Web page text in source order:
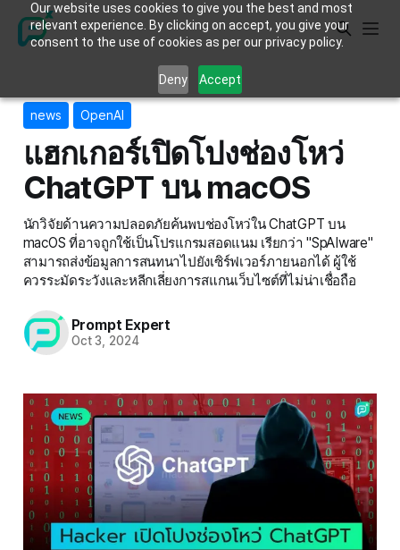
Our website uses cookies to give you the best and most
relevant experience. By clicking on accept, you give your
consent to the use of cookies as per our privacy policy.
Deny Accept
news OpenAI
แฮกเกอร์เปิดโปงช่องโหว่
ChatGPT บน macOS
นักวิจัยด้านความปลอดภัยค้นพบช่องโหว่ใน ChatGPT บน
macOS ที่อาจถูกใช้เป็นโปรแกรมสอดแนม เรียกว่า "SpAIware"
สามารถส่งข้อมูลการสนทนาไปยังเซิร์ฟเวอร์ภายนอกได้ ผู้ใช้
ควรระมัดระวังและหลีกเลี่ยงการสแกนเว็บไซต์ที่ไม่น่าเชื่อถือ
Prompt Expert
Oct 3, 2024